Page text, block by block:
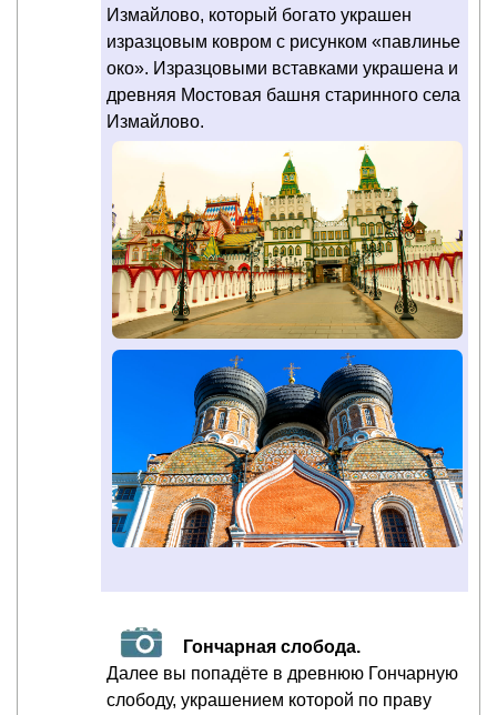
Измайлово, который богато украшен
изразцовым ковром с рисунком «павлинье
око». Изразцовыми вставками украшена и
древняя Мостовая башня старинного села
Измайлово.
Гончарная слобода.
Далее вы попадёте в древнюю Гончарную
слободу, украшением которой по праву